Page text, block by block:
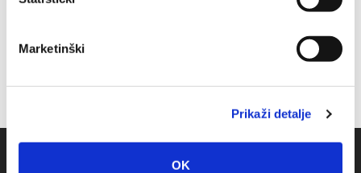
Marketinški
Prikaži detalje
OK